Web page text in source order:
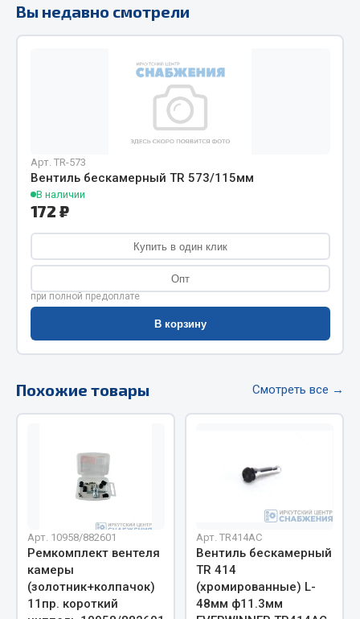
Показать ещё
Соединительные элементы
Camozzi
Адаптеры и переходники
Тройники
Трубки, муфты, гайки
Штуцеры
Крепежный инструмент
Режущий инструмент
Слесарный инструмент
Столярный инструмент
Показать ещё
Вы недавно смотрели
Арт. TR-573
Вентиль бескамерный TR 573/115мм
В наличии
172 ₽
Купить в один клик
Опт
при полной предоплате
В корзину
Похожие товары Смотреть все →
Арт. 10958/882601
Ремкомплект вентеля
камеры
(золотник+колпачок)
11пр. короткий
Арт. TR414AC
Вентиль бескамерный
TR 414
(хромированные) L-
48мм ф11.3мм